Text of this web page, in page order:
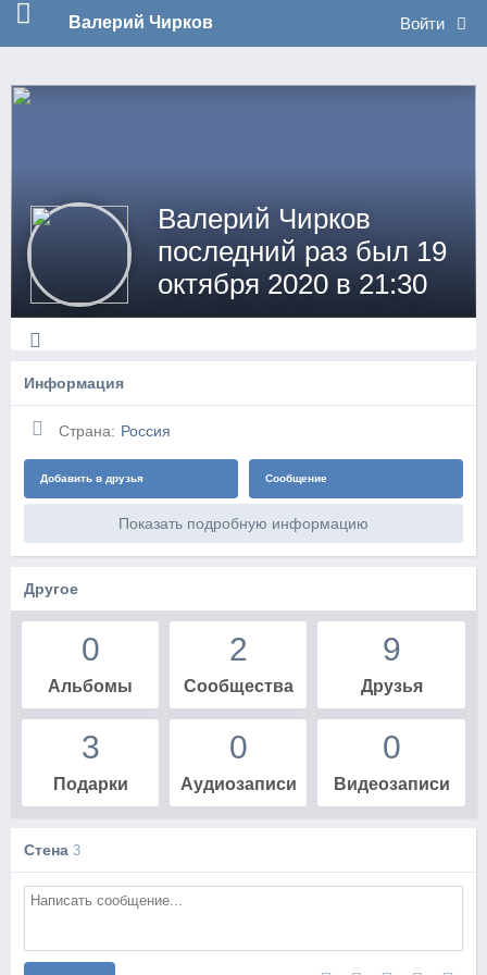
no_log
Войти
Валерий Чирков
Валерий Чирков
последний раз был 19
октября 2020 в 21:30
Информация
Страна: Россия
Добавить в друзья Сообщение
Показать подробную информацию
Другое
0
Альбомы
2
Сообщества
9
Друзья
3
Подарки
0
Аудиозаписи
0
Видеозаписи
Стена 3